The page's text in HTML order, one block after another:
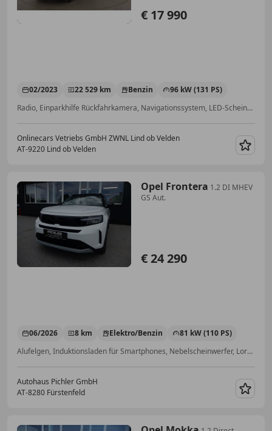
€ 17 990
02/2023 22 529 km Benzin
96 kW (131 PS)
Radio, Einparkhilfe Rückfahrkamera, Navigationssystem, LED-Scheinwerfer, Klimaautomatik, Alufelgen, Partikelfilter, Elektronische Parkbremse
Onlinecars Vetriebs GmbH ZWNL Lind ob Velden
AT-9220 Lind ob Velden
Opel Frontera 1.2 DI MHEV
GS Aut.
€ 24 290
06/2026 8 km Elektro/Benzin
81 kW (110 PS)
Alufelgen, Induktionsladen für Smartphones, Nebelscheinwerfer, Lordosenstütze, Sitzheizung, Navigationssystem, Einparkhilfe Sensoren vorne, Isofix
Autohaus Pichler GmbH
AT-8280 Fürstenfeld